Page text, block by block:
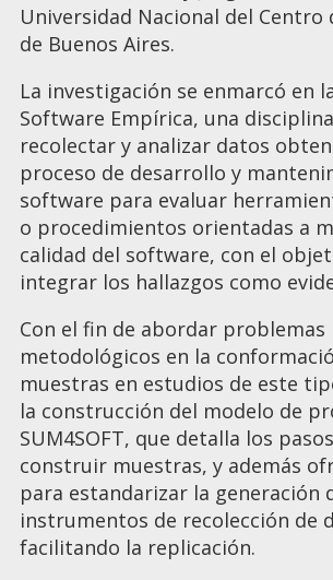
Universidad Nacional del Centro
de Buenos Aires.
La investigación se enmarcó en
Software Empírica, una
recolectar y analizar datos
proceso de desarrollo y
software para evaluar
o procedimientos orientadas a
calidad del software, con el
integrar los hallazgos como
Con el fin de abordar problemas
metodológicos en la
muestras en estudios de este
la construcción del modelo de
SUM4SOFT, que detalla los
construir muestras, y además
para estandarizar la generación
instrumentos de recolección de
facilitando la replicación.